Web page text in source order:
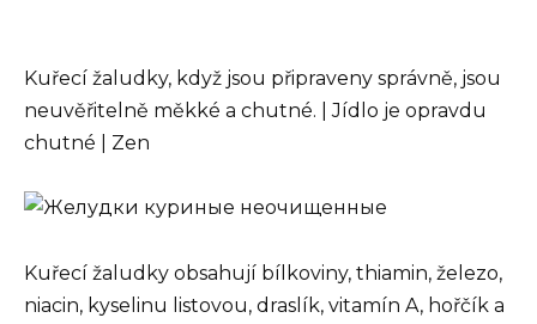
Kuřecí žaludky, když jsou připraveny správně, jsou
neuvěřitelně měkké a chutné. | Jídlo je opravdu
chutné | Zen
Kuřecí žaludky obsahují bílkoviny, thiamin, železo,
niacin, kyselinu listovou, draslík, vitamín A, hořčík a